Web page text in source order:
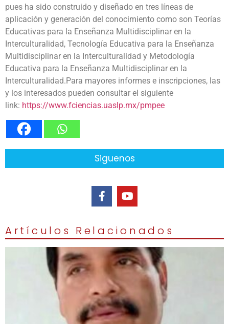
pues ha sido construido y diseñado en tres líneas de
aplicación y generación del conocimiento como son Teorías
Educativas para la Enseñanza Multidisciplinar en la
Interculturalidad, Tecnología Educativa para la Enseñanza
Multidisciplinar en la Interculturalidad y Metodología
Educativa para la Enseñanza Multidisciplinar en la
Interculturalidad.Para mayores informes e inscripciones, las
y los interesados pueden consultar el siguiente
link: https://www.fciencias.uaslp.mx/pmpee
Siguenos
Artículos Relacionados